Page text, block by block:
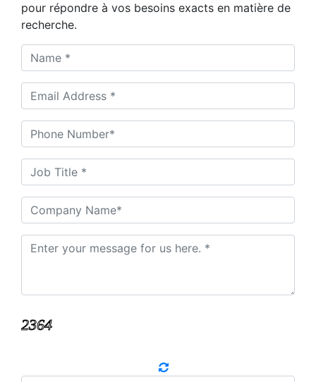
pour répondre à vos besoins exacts en matière de
recherche.